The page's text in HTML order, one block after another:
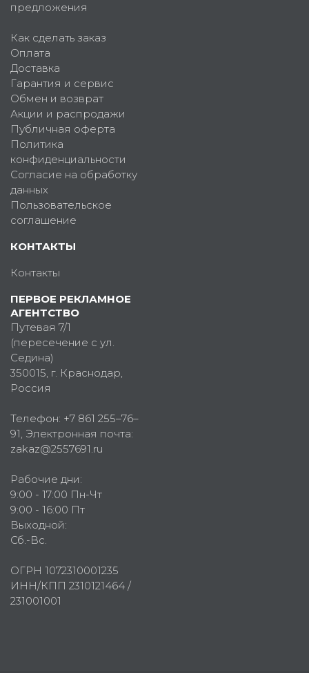
предложения
Как сделать заказ
Оплата
Доставка
Гарантия и сервис
Обмен и возврат
Акции и распродажи
Публичная оферта
Политика
конфиденциальности
Согласие на обработку
данных
Пользовательское
соглашение
КОНТАКТЫ
Контакты
ПЕРВОЕ РЕКЛАМНОЕ
АГЕНТСТВО
Путевая 7/1
(пересечение с ул.
Седина)
350015, г. Краснодар,
Россия
Телефон: +7 861 255–76–
91, Электронная почта:
zakaz@2557691.ru
Рабочие дни:
9:00 - 17:00 Пн-Чт
9:00 - 16:00 Пт
Выходной:
Сб.-Вс.
ОГРН 1072310001235
ИНН/КПП 2310121464 /
231001001